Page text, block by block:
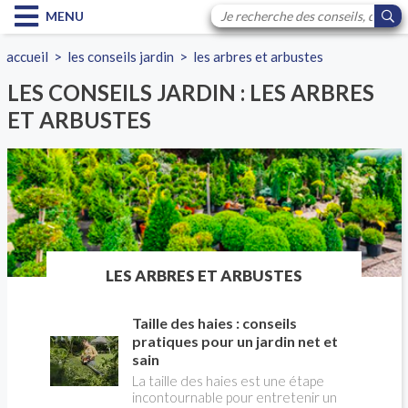
MENU
accueil > les conseils jardin > les arbres et arbustes
LES CONSEILS JARDIN : LES ARBRES
ET ARBUSTES
LES ARBRES ET ARBUSTES
Taille des haies : conseils
pratiques pour un jardin net et
sain
La taille des haies est une étape
incontournable pour entretenir un